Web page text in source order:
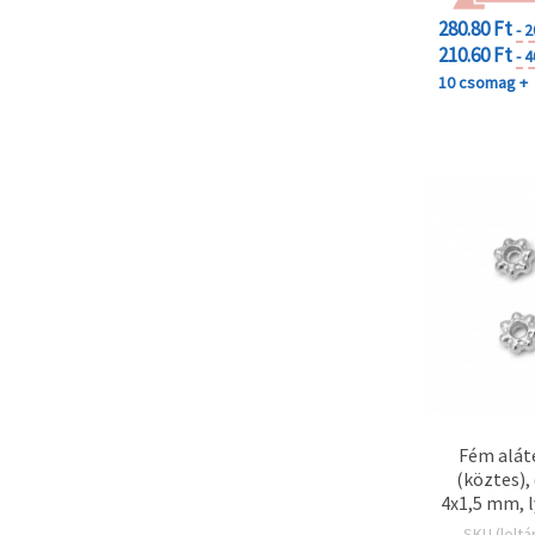
280.80 Ft-
210.60 Ft-
10 csomag +
Fém
(köztes),
4x1,5 mm,